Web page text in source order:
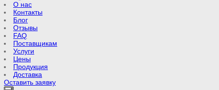
О нас
Контакты
Блог
Отзывы
FAQ
Поставщикам
Услуги
Цены
Продукция
Доставка
Оставить заявку